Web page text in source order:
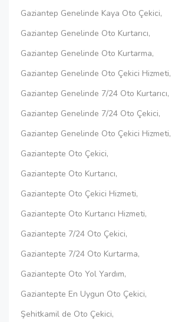
Gaziantep Genelinde Kaya Oto Çekici,
Gaziantep Genelinde Oto Kurtarıcı,
Gaziantep Genelinde Oto Kurtarma,
Gaziantep Genelinde Oto Çekici Hizmeti,
Gaziantep Genelinde 7/24 Oto Kurtarıcı,
Gaziantep Genelinde 7/24 Oto Çekici,
Gaziantep Genelinde Oto Çekici Hizmeti,
Gaziantepte Oto Çekici,
Gaziantepte Oto Kurtarıcı,
Gaziantepte Oto Çekici Hizmeti,
Gaziantepte Oto Kurtarıcı Hizmeti,
Gaziantepte 7/24 Oto Çekici,
Gaziantepte 7/24 Oto Kurtarma,
Gaziantepte Oto Yol Yardım,
Gaziantepte En Uygun Oto Çekici,
Şehitkamil de Oto Çekici,